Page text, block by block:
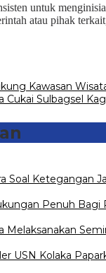
untuk
atau pihak
Kawasan
Cukai Sulbagsel
Soal Ketegangan
Penuh Bagi
Melaksanakan
USN Kolaka